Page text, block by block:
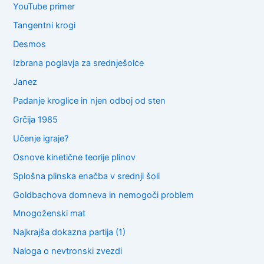
YouTube primer
Tangentni krogi
Desmos
Izbrana poglavja za srednješolce
Janez
Padanje kroglice in njen odboj od sten
Grčija 1985
Učenje igraje?
Osnove kinetične teorije plinov
Splošna plinska enačba v srednji šoli
Goldbachova domneva in nemogoči problem
Mnogoženski mat
Najkrajša dokazna partija (1)
Naloga o nevtronski zvezdi